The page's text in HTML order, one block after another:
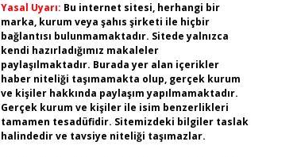
Yasal Uyarı: Bu internet sitesi, herhangi bir
marka, kurum veya şahıs şirketi ile hiçbir
bağlantısı bulunmamaktadır. Sitede yalnızca
kendi hazırladığımız makaleler
paylaşılmaktadır. Burada yer alan içerikler
haber niteliği taşımamakta olup, gerçek kurum
ve kişiler hakkında paylaşım yapılmamaktadır.
Gerçek kurum ve kişiler ile isim benzerlikleri
tamamen tesadüfidir. Sitemizdeki bilgiler taslak
halindedir ve tavsiye niteliği taşımazlar.